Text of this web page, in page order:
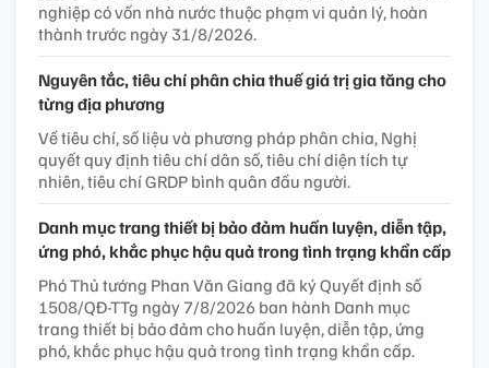
nghiệp có vốn nhà nước thuộc phạm vi quản lý, hoàn
thành trước ngày 31/8/2026.
Nguyên tắc, tiêu chí phân chia thuế giá trị gia tăng cho
từng địa phương
Về tiêu chí, số liệu và phương pháp phân chia, Nghị
quyết quy định tiêu chí dân số, tiêu chí diện tích tự
nhiên, tiêu chí GRDP bình quân đầu người.
Danh mục trang thiết bị bảo đảm huấn luyện, diễn tập,
ứng phó, khắc phục hậu quả trong tình trạng khẩn cấp
Phó Thủ tướng Phan Văn Giang đã ký Quyết định số
1508/QĐ-TTg ngày 7/8/2026 ban hành Danh mục
trang thiết bị bảo đảm cho huấn luyện, diễn tập, ứng
phó, khắc phục hậu quả trong tình trạng khẩn cấp.